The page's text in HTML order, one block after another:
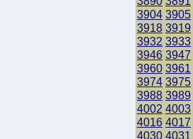
3904 3905
3918 3919
3932 3933
3946 3947
3960 3961
3974 3975
3988 3989
4002 4003
4016 4017
4030 4031